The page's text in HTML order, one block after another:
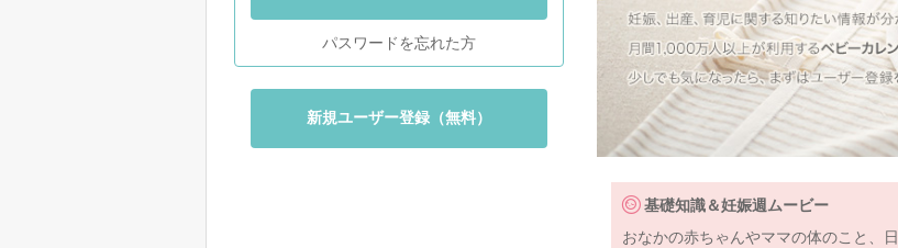
パスワードを忘れた方
新規ユーザー登録（無料）
基礎知識＆妊娠週ムービー
おなかの赤ちゃんやママの体のこと、日